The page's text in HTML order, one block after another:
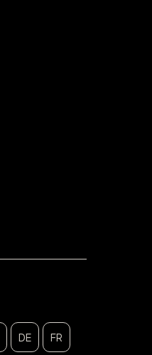
DE FR